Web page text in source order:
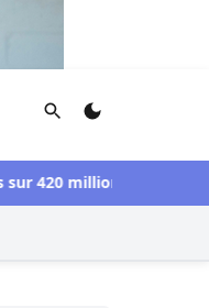
Rechercher
420 millions F CFA, Aby